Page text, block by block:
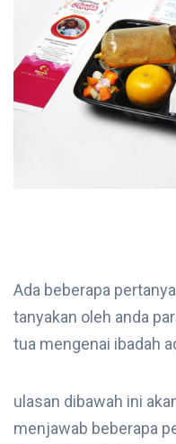
Ada beberapa
tanyakan oleh anda
tua mengenai ibadah
ulasan dibawah ini
menjawab beberapa